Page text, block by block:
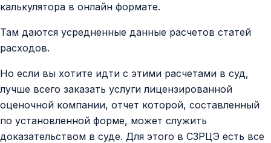
калькулятора в онлайн формате.
Там даются усредненные данные расчетов статей
расходов.
Но если вы хотите идти с этими расчетами в суд,
лучше всего заказать услуги лицензированной
оценочной компании, отчет которой, составленный
по установленной форме, может служить
доказательством в суде. Для этого в СЗРЦЭ есть все